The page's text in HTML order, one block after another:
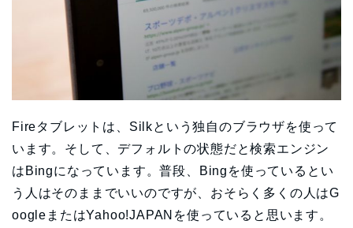
Fireタブレットは、Silkという独自のブラウザを使って
います。そして、デフォルトの状態だと検索エンジン
はBingになっています。普段、Bingを使っているとい
う人はそのままでいいのですが、おそらく多くの人はG
oogleまたはYahoo!JAPANを使っていると思います。